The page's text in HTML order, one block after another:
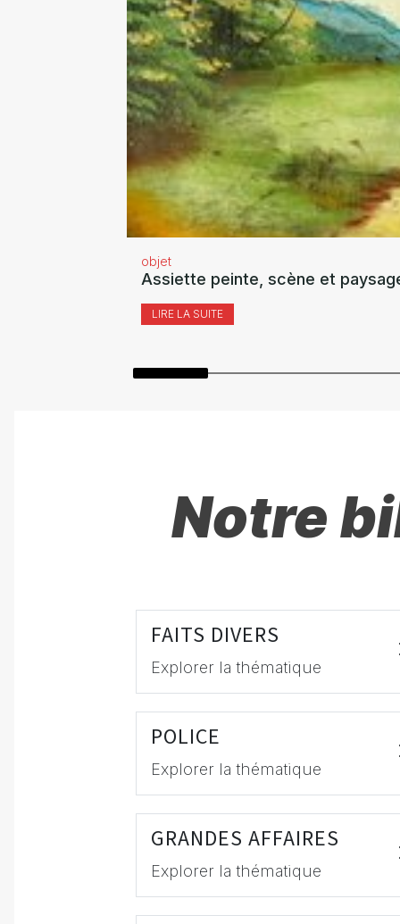
objet
Assiette peinte, scène et
LIRE LA SUITE
Notre
FAITS DIVERS
Explorer la thématique
POLICE
Explorer la thématique
GRANDES AFFAIRES
Explorer la thématique